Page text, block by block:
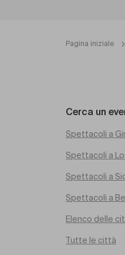
Pagina iniziale
Cerca un
Spettacoli a
Spettacoli a
Spettacoli a
Spettacoli a
Elenco delle
Tutte le città